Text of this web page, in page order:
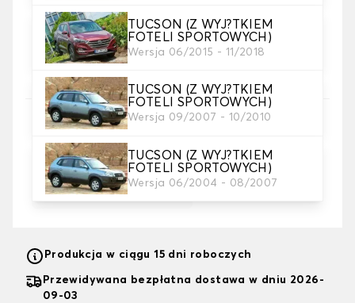
TUCSON (Z WYJ?TKIEM
FOTELI SPORTOWYCH)
Wersja 06/2015 - 11/2018
TUCSON (Z WYJ?TKIEM
FOTELI SPORTOWYCH)
Wersja 09/2007 - 10/2010
TUCSON (Z WYJ?TKIEM
FOTELI SPORTOWYCH)
Wersja 06/2004 - 08/2007
4. Kolor
Wybierz kolor pokrowców na siedzenia.
5. Haft
Dodaj swój osobisty akcent za pomocą tekstu i/lub
ikony
Dodaj tekst i logo + 54,00zł
Produkcja w ciągu 15 dni roboczych
Przewidywana bezpłatna dostawa w dniu 2026-
09-03